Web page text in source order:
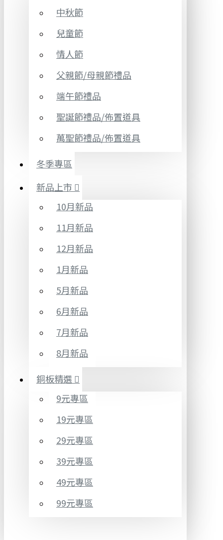
中秋節
兒童節
情人節
父親節/母親節禮品
端午節禮品
聖誕節禮品/佈置道具
萬聖節禮品/佈置道具
冬季專區
新品上市
10月新品
11月新品
12月新品
1月新品
5月新品
6月新品
7月新品
8月新品
銅板精選
9元專區
19元專區
29元專區
39元專區
49元專區
99元專區